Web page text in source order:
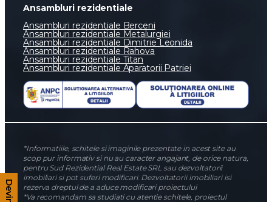
Ansambluri rezidentiale
Ansambluri rezidentiale Berceni
Ansambluri rezidentiale Metalurgiei
Ansambluri rezidentiale Dimitrie Leonida
Ansambluri rezidentiale Rahova
Ansambluri rezidentiale Titan
Ansambluri rezidentiale Aparatorii Patriei
*Informatiile, schitele si imaginile prezentate in acest site au
scop pur informativ si nu au caracter angajant, de orice natura,
pentru Sud Rezidential Real Estate SRL sau dezvoltatorii
imobiliari si pot suferi modificari. Dezvoltatorii imobiliari isi
rezerva dreptul de a aduce modificari proiectului
*Va recomandam sa studiati cu atentie schitele, proiectul